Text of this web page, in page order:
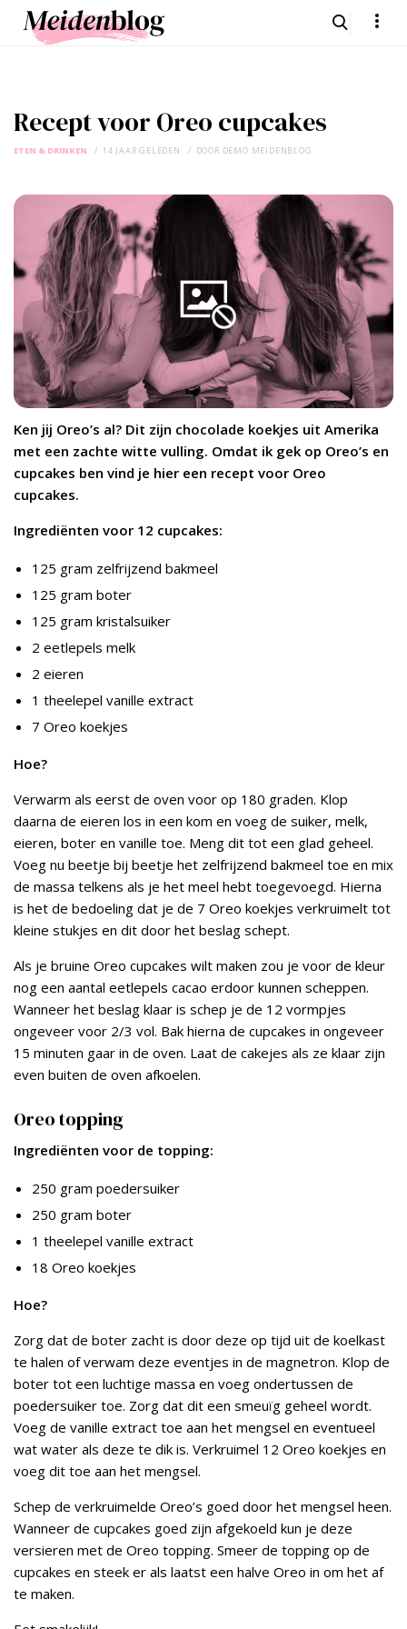
Recept voor Oreo cupcakes
ETEN & DRINKEN 14 JAAR GELEDEN DOOR DEMO MEIDENBLOG
Ken jij Oreo’s al? Dit zijn chocolade koekjes uit Amerika
met een zachte witte vulling. Omdat ik gek op Oreo’s en
cupcakes ben vind je hier een recept voor Oreo
cupcakes.
Ingrediënten voor 12 cupcakes:
125 gram zelfrijzend bakmeel
125 gram boter
125 gram kristalsuiker
2 eetlepels melk
2 eieren
1 theelepel vanille extract
7 Oreo koekjes
Hoe?
Verwarm als eerst de oven voor op 180 graden. Klop
daarna de eieren los in een kom en voeg de suiker, melk,
eieren, boter en vanille toe. Meng dit tot een glad geheel.
Voeg nu beetje bij beetje het zelfrijzend bakmeel toe en mix
de massa telkens als je het meel hebt toegevoegd. Hierna
is het de bedoeling dat je de 7 Oreo koekjes verkruimelt tot
kleine stukjes en dit door het beslag schept.
Als je bruine Oreo cupcakes wilt maken zou je voor de kleur
nog een aantal eetlepels cacao erdoor kunnen scheppen.
Wanneer het beslag klaar is schep je de 12 vormpjes
ongeveer voor 2/3 vol. Bak hierna de cupcakes in ongeveer
15 minuten gaar in de oven. Laat de cakejes als ze klaar zijn
even buiten de oven afkoelen.
Oreo topping
Ingrediënten voor de topping:
250 gram poedersuiker
250 gram boter
1 theelepel vanille extract
18 Oreo koekjes
Hoe?
Zorg dat de boter zacht is door deze op tijd uit de koelkast
te halen of verwam deze eventjes in de magnetron. Klop de
boter tot een luchtige massa en voeg ondertussen de
poedersuiker toe. Zorg dat dit een smeuïg geheel wordt.
Voeg de vanille extract toe aan het mengsel en eventueel
wat water als deze te dik is. Verkruimel 12 Oreo koekjes en
voeg dit toe aan het mengsel.
Schep de verkruimelde Oreo’s goed door het mengsel heen.
Wanneer de cupcakes goed zijn afgekoeld kun je deze
versieren met de Oreo topping. Smeer de topping op de
cupcakes en steek er als laatst een halve Oreo in om het af
te maken.